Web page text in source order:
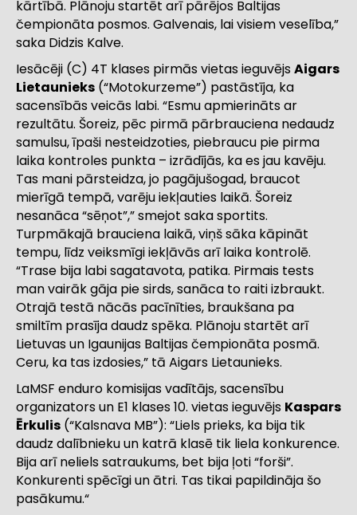
kārtībā. Plānoju startēt arī pārējos Baltijas
čempionāta posmos. Galvenais, lai visiem veselība,”
saka Didzis Kalve.
Iesācēji (C) 4T klases pirmās vietas ieguvējs Aigars
Lietaunieks (“Motokurzeme”) pastāstīja, ka
sacensībās veicās labi. “Esmu apmierināts ar
rezultātu. Šoreiz, pēc pirmā pārbrauciena nedaudz
samulsu, īpaši nesteidzoties, piebraucu pie pirma
laika kontroles punkta – izrādījās, ka es jau kavēju.
Tas mani pārsteidza, jo pagājušogad, braucot
mierīgā tempā, varēju iekļauties laikā. Šoreiz
nesanāca “sēņot”,” smejot saka sportits.
Turpmākajā brauciena laikā, viņš sāka kāpināt
tempu, līdz veiksmīgi iekļāvās arī laika kontrolē.
“Trase bija labi sagatavota, patika. Pirmais tests
man vairāk gāja pie sirds, sanāca to raiti izbraukt.
Otrajā testā nācās pacīnīties, braukšana pa
smiltīm prasīja daudz spēka. Plānoju startēt arī
Lietuvas un Igaunijas Baltijas čempionāta posmā.
Ceru, ka tas izdosies,” tā Aigars Lietaunieks.
LaMSF enduro komisijas vadītājs, sacensību
organizators un E1 klases 10. vietas ieguvējs Kaspars
Ērkulis (“Kalsnava MB”): “Liels prieks, ka bija tik
daudz dalībnieku un katrā klasē tik liela konkurence.
Bija arī neliels satraukums, bet bija ļoti “forši”.
Konkurenti spēcīgi un ātri. Tas tikai papildināja šo
pasākumu.“